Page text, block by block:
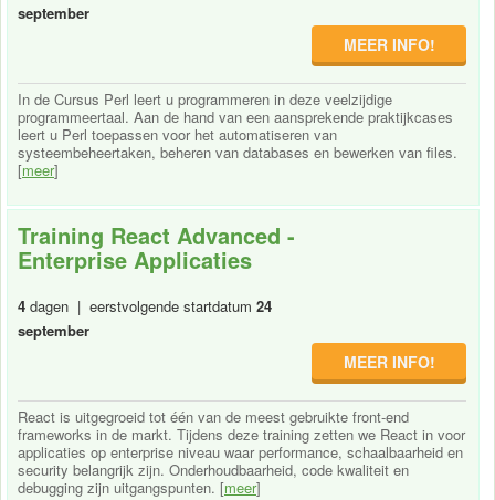
september
MEER INFO!
In de Cursus Perl leert u programmeren in deze veelzijdige
programmeertaal. Aan de hand van een aansprekende praktijkcases
leert u Perl toepassen voor het automatiseren van
systeembeheertaken, beheren van databases en bewerken van files.
[meer]
Training React Advanced -
Enterprise Applicaties
4 dagen | eerstvolgende startdatum 24
september
MEER INFO!
React is uitgegroeid tot één van de meest gebruikte front-end
frameworks in de markt. Tijdens deze training zetten we React in voor
applicaties op enterprise niveau waar performance, schaalbaarheid en
security belangrijk zijn. Onderhoudbaarheid, code kwaliteit en
debugging zijn uitgangspunten. [meer]